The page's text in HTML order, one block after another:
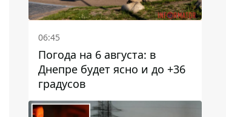
06:45
Погода на 6 августа: в
Днепре будет ясно и до +36
градусов